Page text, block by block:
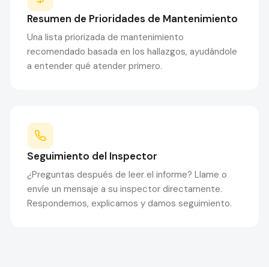
Resumen de Prioridades de Mantenimiento
Una lista priorizada de mantenimiento
recomendado basada en los hallazgos, ayudándole
a entender qué atender primero.
Seguimiento del Inspector
¿Preguntas después de leer el informe? Llame o
envíe un mensaje a su inspector directamente.
Respondemos, explicamos y damos seguimiento.